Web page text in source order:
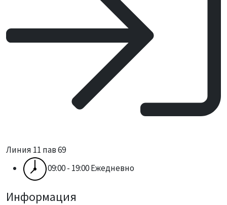
Линия 11 пав 69
09:00 - 19:00 Ежедневно
Информация